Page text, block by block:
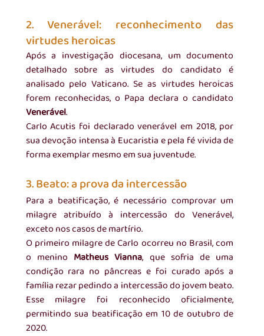
2. Venerável: reconhecimento das
virtudes heroicas
Após a investigação diocesana, um documento
detalhado sobre as virtudes do candidato é
analisado pelo Vaticano. Se as virtudes heroicas
Venerável.
Carlo Acutis foi declarado venerável em 2018, por
sua devoção intensa à Eucaristia e pela fé vivida de
forma exemplar mesmo em sua juventude.
3. Beato: a prova da intercessão
Para a beatificação, é necessário comprovar um
milagre atribuído à intercessão do Venerável,
exceto nos casos de martírio.
O primeiro milagre de Carlo ocorreu no Brasil, com
o menino Matheus Vianna, que sofria de uma
condição rara no pâncreas e foi curado após a
família rezar pedindo a intercessão do jovem beato.
Esse milagre foi reconhecido oficialmente,
permitindo sua beatificação em 10 de outubro de
2020.